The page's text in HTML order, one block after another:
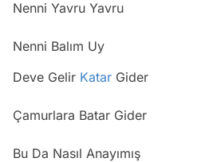
Nenni Yavru Yavru
Nenni Balım Uy
Deve Gelir Katar Gider
Çamurlara Batar Gider
Bu Da Nasıl Anayımış